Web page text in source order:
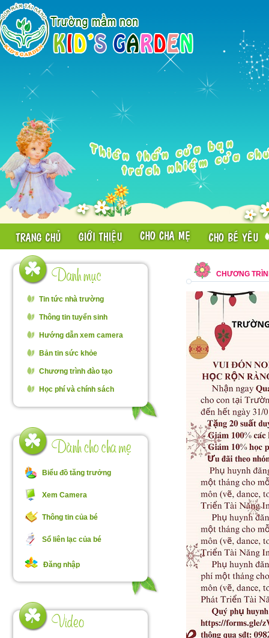
Tin tức nhà trường
Thông tin tuyển sinh
Hướng dẫn xem camera
Bản tin sức khỏe
Chương trình đào tạo
Học phí và chính sách
Biểu đồ tăng trưởng
Xem Camera
Thông tin của bé
Sổ liên lạc của bé
Đăng nhập
CHƯƠNG